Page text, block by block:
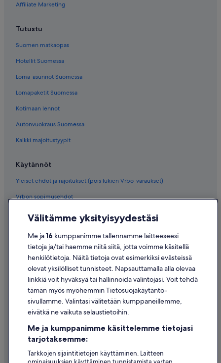
Affiliate Marketing
Tutustu
Suomen matkaopas
Hotellit Suomessa
Loma-asunnot Suomessa
Lomapaketit Suomessa
Kotimaan lennot
Autonvuokraus Suomessa
Kaikki majoitustyypit
Käytännöt
Yleiset ehdot ja rajoitukset (pois lukien Vrbo-varaukset)
Vrbon sopimusehdot
Evästeet
Käyttöehdot
Oikeudelliset tiedot / ota meihin yhteyttä
Sisältövaatimukset ja ilmoituksen tekeminen sisällöstä
Tuki
Ota yhteyttä
Välitämme yksityisyydestäsi
Me ja16 kumppanimme tallennamme laitteeseesi
tietoja ja/tai haemme niitä siitä, jotta voimme käsitellä
henkilötietoja. Näitä tietoja ovat esimerkiksi evästeissä
olevat yksilölliset tunnisteet. Napsauttamalla alla olevaa
linkkiä voit hyväksyä tai hallinnoida valintojasi. Voit tehdä
tämän myös myöhemmin Tietosuojakäytäntö-
sivullamme. Valintasi välitetään kumppaneillemme,
eivätkä ne vaikuta selaustietoihin.
Me ja kumppanimme käsittelemme tietojasi
tarjotaksemme:
Tarkkojen sijaintitietojen käyttäminen. Laitteen